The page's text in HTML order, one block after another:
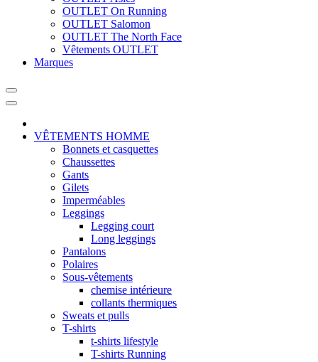
OUTLET On Running
OUTLET Salomon
OUTLET The North Face
Vêtements OUTLET
Marques
VÊTEMENTS HOMME
Bonnets et casquettes
Chaussettes
Gants
Gilets
Imperméables
Leggings
Legging court
Long leggings
Pantalons
Polaires
Sous-vêtements
chemise intérieure
collants thermiques
Sweats et pulls
T-shirts
t-shirts lifestyle
T-shirts Running